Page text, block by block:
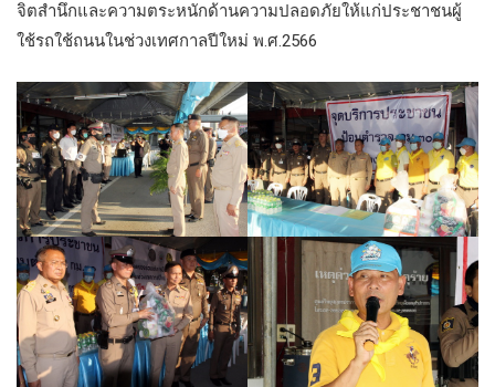
จิตสำนึกและความตระหนักด้านความปลอดภัยให้แก่ประชาชนผู้
ใช้รถใช้ถนนในช่วงเทศกาลปีใหม่ พ.ศ.2566